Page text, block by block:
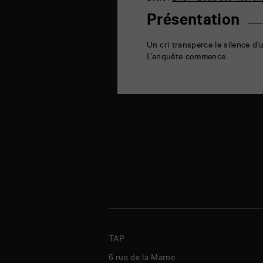
Présentation
Un cri transperce le silence
L’enquête commence.
TAP
6 rue de la Marne